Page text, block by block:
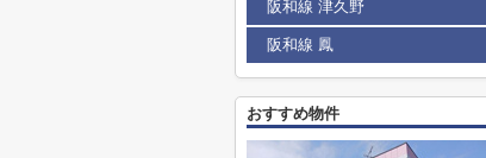
阪和線 津久野
阪和線 鳳
おすすめ物件